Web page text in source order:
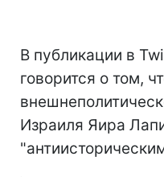
В публикации в
говорится о том,
Израиля Яира